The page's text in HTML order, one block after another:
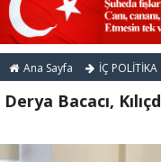
Ana Sayfa İÇ POLİTİKA
Derya Bacacı,